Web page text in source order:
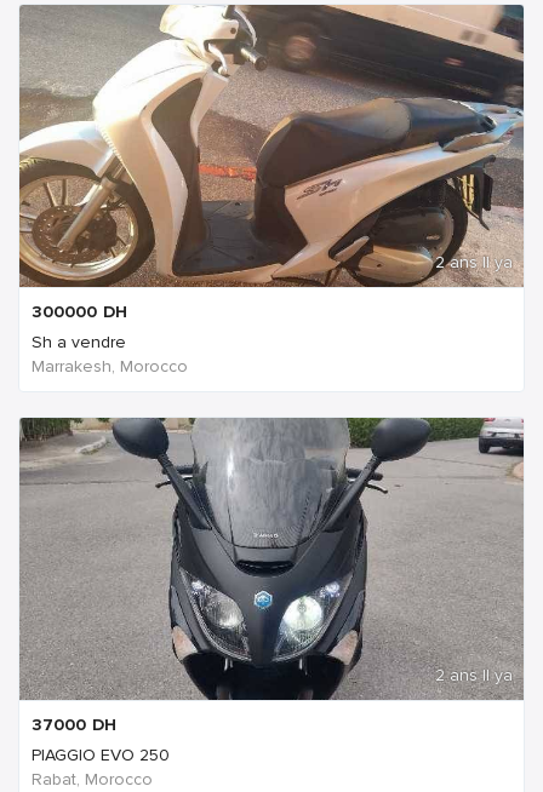
2 ans Il ya
300000 DH
Sh a vendre
Marrakesh, Morocco
2 ans Il ya
37000 DH
PIAGGIO EVO 250
Rabat, Morocco